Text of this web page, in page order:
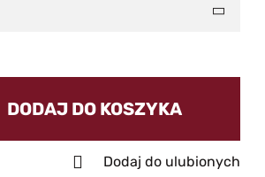
DODAJ DO KOSZYKA
Dodaj do ulubionych